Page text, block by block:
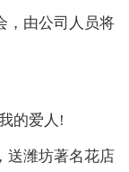
，由公司人员将
的爱人!
送潍坊著名花店